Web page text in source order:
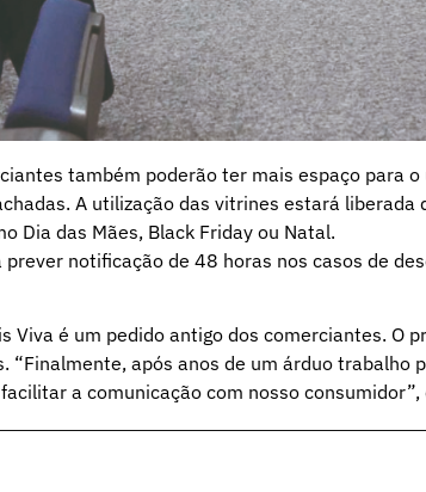
também poderão ter mais espaço para
A utilização das vitrines estará liberada
Dia das Mães, Black Friday ou Natal.
notificação de 48 horas nos casos de
Viva é um pedido antigo dos comerciantes. O
“Finalmente, após anos de um árduo trabalho
a comunicação com nosso consumidor”,